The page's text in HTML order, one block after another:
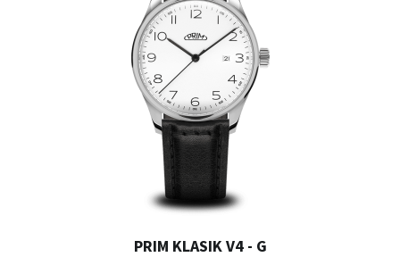
PRIM KLASIK V4 - G